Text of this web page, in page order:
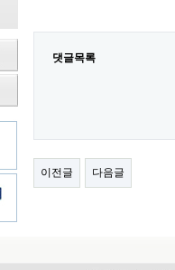
댓글목록
이전글 다음글